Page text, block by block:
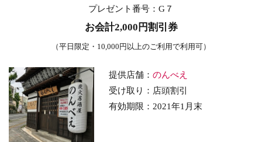
プレゼント番号 ：G７
お会計2,000円割引券
（平日限定・10,000円以上のご利用で利用可）
提供店舗：のんべえ
受け取り：店頭割引
有効期限：2021年1月末